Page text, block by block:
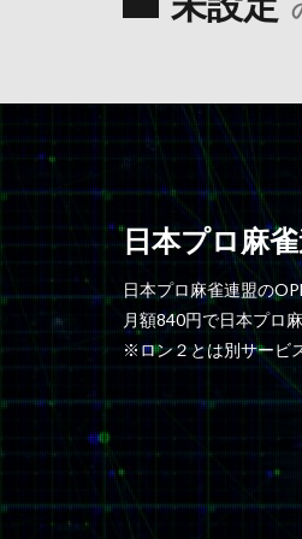
日本プロ麻
日本プロ麻雀連盟の
月額840円で日本プロ
※ロン２とは別サービ